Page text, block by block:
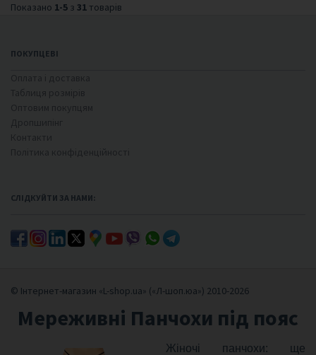
Показано 1-5 з 31 товарів
ПОКУПЦЕВІ
СЛІДКУЙТИ ЗА НАМИ:
© Інтернет-магазин «L-shop.ua» («Л-шоп.юа») 2010-2026
Мереживні Панчохи під пояс
Жіночі панчохи: ще